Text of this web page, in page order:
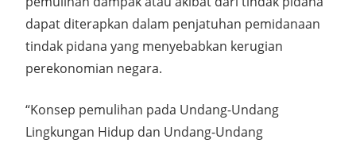
dapat diterapkan dalam penjatuhan pemidanaan
tindak pidana yang menyebabkan kerugian
perekonomian negara.
“Konsep pemulihan pada Undang-Undang
Lingkungan Hidup dan Undang-Undang